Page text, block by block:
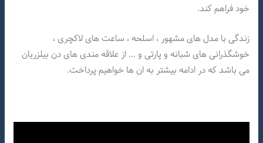
خود فراهم کند.
زندگی با مدل های مشهور ، اسلحه ، ساعت های لاکچری ،
خوشگذرانی های شبانه و پارتی و … از علاقه مندی های دن بیلزریان
می باشد که در ادامه بیشتر به ان ها خواهیم پرداخت.